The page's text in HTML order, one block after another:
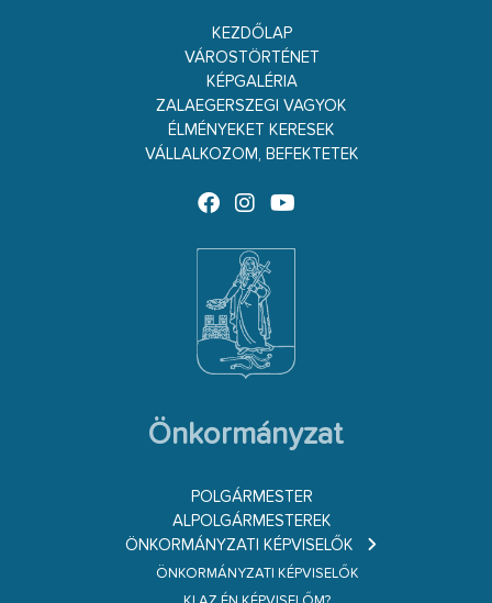
KEZDŐLAP
VÁROSTÖRTÉNET
KÉPGALÉRIA
ZALAEGERSZEGI VAGYOK
ÉLMÉNYEKET KERESEK
VÁLLALKOZOM, BEFEKTETEK
Önkormányzat
POLGÁRMESTER
ALPOLGÁRMESTEREK
ÖNKORMÁNYZATI KÉPVISELŐK
ÖNKORMÁNYZATI KÉPVISELŐK